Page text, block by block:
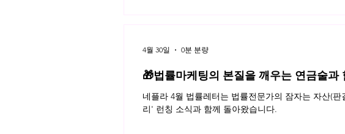
🎁법률마케팅의 본질을 깨우는 연금술
네플라 4월 법률레터는 법률전문가의 잠자는 자산(
리' 런칭 소식과 함께 돌아왔습니다.
4월 30일 0분 분량